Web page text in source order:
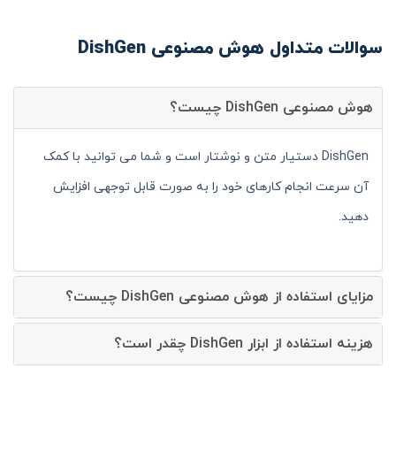
سوالات متداول هوش مصنوعی DishGen
هوش مصنوعی DishGen چیست؟
DishGen دستیار متن و نوشتار است و شما می توانید با کمک
آن سرعت انجام کارهای خود را به صورت قابل توجهی افزایش
دهید.
مزایای استفاده از هوش مصنوعی DishGen چیست؟
هزینه استفاده از ابزار DishGen چقدر است؟